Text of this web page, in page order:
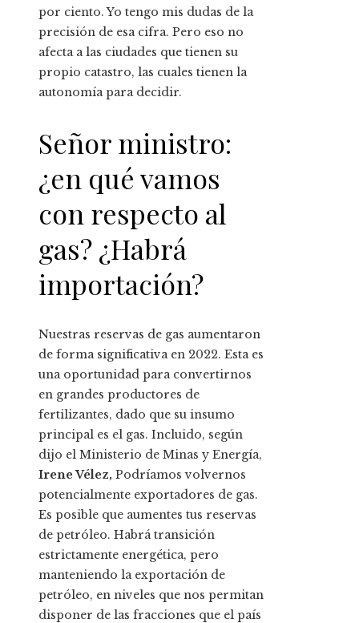
por ciento. Yo tengo mis dudas de la
precisión de esa cifra. Pero eso no
afecta a las ciudades que tienen su
propio catastro, las cuales tienen la
autonomía para decidir.
Señor ministro:
¿en qué vamos
con respecto al
gas? ¿Habrá
importación?
Nuestras reservas de gas aumentaron
de forma significativa en 2022. Esta es
una oportunidad para convertirnos
en grandes productores de
fertilizantes, dado que su insumo
principal es el gas. Incluido, según
dijo el Ministerio de Minas y Energía,
Irene Vélez, Podríamos volvernos
potencialmente exportadores de gas.
Es posible que aumentes tus reservas
de petróleo. Habrá transición
estrictamente energética, pero
manteniendo la exportación de
petróleo, en niveles que nos permitan
disponer de las fracciones que el país